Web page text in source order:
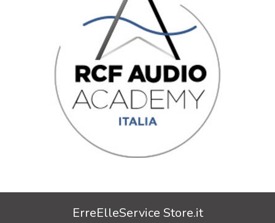
ErreElleService Store.it